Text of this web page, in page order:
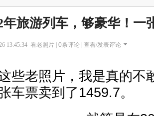
年旅游列车，够豪华！一
13:45:34 看老照片 | 0条评论 | 查看/发表评论
些老照片，我是真的不
车票卖到了1459.7。